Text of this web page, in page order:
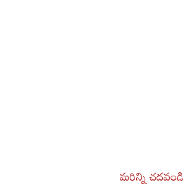
మరిన్ని చదవండి